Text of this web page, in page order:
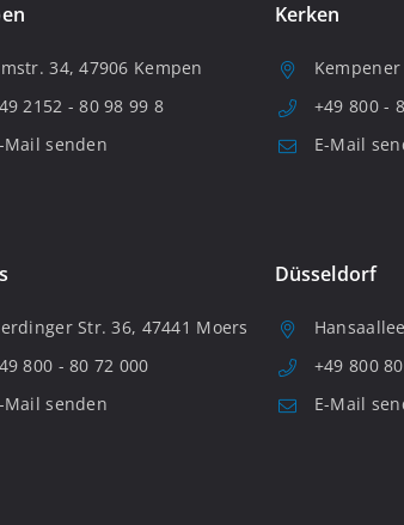
34, 47906 Kempen
2152 - 80 98 99 8
Mail senden
Kerken
+49 800 -
E-Mail
Str. 36, 47441 Moers
800 - 80 72 000
Mail senden
Düsseldorf
+49 800
E-Mail